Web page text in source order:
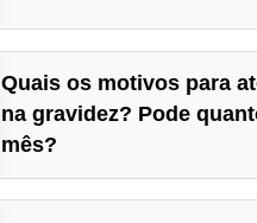
Quais os motivos para
na gravidez? Pode
mês?